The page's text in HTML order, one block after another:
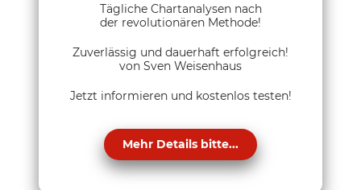
Tägliche Chartanalysen nach
der revolutionären Methode!
Zuverlässig und dauerhaft erfolgreich!
von Sven Weisenhaus
Jetzt informieren und kostenlos testen!
Mehr Details bitte...